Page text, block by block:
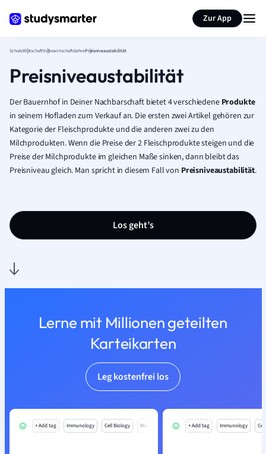
Zur App
SchuleWirtschaftVolkswirtschaftslehrePreisniveaustabilität
Preisniveaustabilität
Der Bauernhof in Deiner Nachbarschaft bietet 4 verschiedene Produkte
in seinem Hofladen zum Verkauf an. Die ersten zwei Artikel gehören zur
Kategorie der Fleischprodukte und die anderen zwei zu den
Milchprodukten. Wenn die Preise der 2 Fleischprodukte steigen und die
Preise der Milchprodukte im gleichen Maße sinken, dann bleibt das
Preisniveau gleich. Man spricht in diesem Fall von Preisniveaustabilität.
Los geht’s
Lerne mit Millionen geteilten
Karteikarten
Leg kostenfrei los
+ Add tag Immunology Cell Biology Mo + Add tag Immunology
Seite zusammenfassen